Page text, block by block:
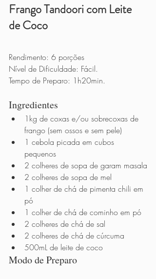
Frango Tandoori com Leite
de Coco
Rendimento: 6 porções
Nível de Dificuldade: Fácil.
Tempo de Preparo: 1h20min.
Ingredientes
1kg de coxas e/ou sobrecoxas de
frango (sem ossos e sem pele)
1 cebola picada em cubos
pequenos
2 colheres de sopa de garam masala
2 colheres de sopa de mel
1 colher de chá de pimenta chili em
pó
1 colher de chá de cominho em pó
2 colheres de chá de sal
2 colheres de chá de cúrcuma
500mL de leite de coco
Modo de Preparo